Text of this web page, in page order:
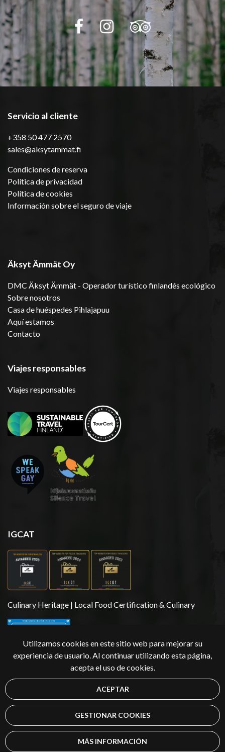
Utilizamos cookies en este sitio web para mejorar su
experiencia de usuario. Al continuar utilizando esta página,
acepta el uso de cookies.
ACEPTAR
GESTIONAR COOKIES
MÁS INFORMACIÓN
Servicio al cliente
+358 50 477 2570
sales@aksytammat.fi
Condiciones de reserva
Política de privacidad
Política de cookies
Información sobre el seguro de viaje
Äksyt Ämmät Oy
DMC Äksyt Ämmät - Operador turístico finlandés ecológico
Sobre nosotros
Casa de huéspedes Pihlajapuu
Aquí estamos
Contacto
Viajes responsables
Viajes responsables
IGCAT
Culinary Heritage | Local Food Certification & Culinary
Copyright 2026 | Äksyt Ämmät